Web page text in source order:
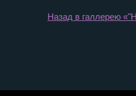
Назад в галлерею